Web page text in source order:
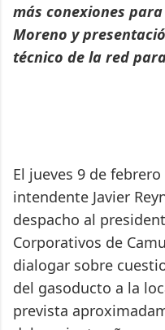
más conexiones
Moreno y
técnico de la red
El jueves 9 de
intendente Javier
despacho al
Corporativos de
dialogar sobre
del gasoducto a la
prevista